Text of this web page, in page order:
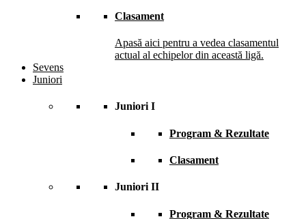
Clasament
Apasă aici pentru a vedea clasamentul
actual al echipelor din această ligă.
Sevens
Juniori
Juniori I
Program & Rezultate
Clasament
Juniori II
Program & Rezultate